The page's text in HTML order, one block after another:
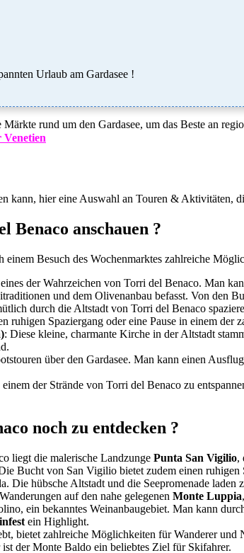
Urlaub am Gardasee !
Märkte rund um den Gardasee, um das Beste an
kann, hier eine Auswahl an Touren & Aktivitäten,
Benaco anschauen ?
einem Besuch des Wochenmarktes zahlreiche
der Wahrzeichen von Torri del Benaco. Man
und dem Olivenanbau befasst. Von den
durch die Altstadt von Torri del Benaco
Spaziergang oder eine Pause in einem der
: Diese kleine, charmante Kirche in der Altstadt
über den Gardasee. Man kann einen
der Strände von Torri del Benaco zu
noch zu entdecken ?
liegt die malerische Landzunge Punta San Vigilio,
Bucht von San Vigilio bietet zudem einen ruhigen
hübsche Altstadt und die Seepromenade laden
auf den nahe gelegenen Monte Luppia
ein bekanntes Weinanbaugebiet. Man kann
ein Highlight.
bietet zahlreiche Möglichkeiten für Wanderer und
der Monte Baldo ein beliebtes Ziel für Skifahrer.